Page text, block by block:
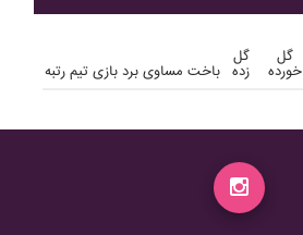
رتبه تیم بازی برد مساوی باخت
گل
زده
گل
خورده